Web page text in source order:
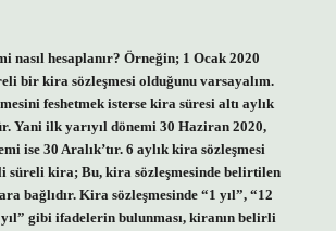
nasıl hesaplanır? Örneğin; 1 Ocak 2020
bir kira sözleşmesi olduğunu varsayalım.
feshetmek isterse kira süresi altı aylık
Yani ilk yarıyıl dönemi 30 Haziran 2020,
ise 30 Aralık’tır. 6 aylık kira sözleşmesi
süreli kira; Bu, kira sözleşmesinde belirtilen
bağlıdır. Kira sözleşmesinde “1 yıl”, “12
gibi ifadelerin bulunması, kiranın belirli